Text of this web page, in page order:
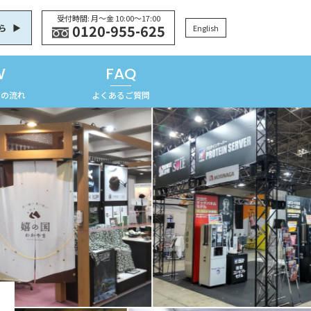
受付時間: 月〜金 10:00〜17:00
0120-955-625 English
流れ
FAQ
よくあるご質問